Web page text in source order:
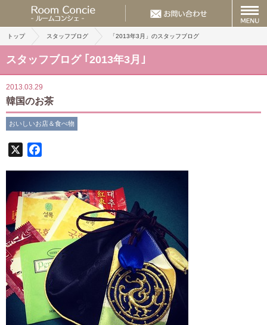
トップ スタッフブログ 「2013年3月」のスタッフブログ
スタッフブログ ｢2013年3月｣
2013.03.29
韓国のお茶
おいしいお店＆食べ物